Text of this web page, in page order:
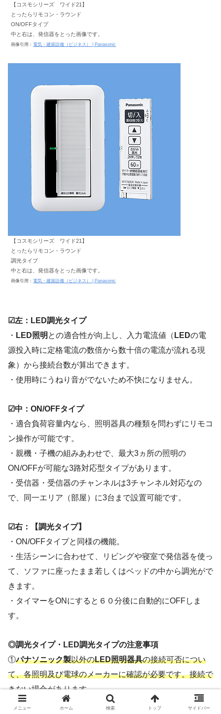
【コスモシリーズ ワイド21】
とったらリモコン・ラウンド
ON/OFFタイプ
中と右は、発信器をとった画像です。
画像引用： 電気・建築設備（ビジネス） | Panasonic
【コスモシリーズ ワイド21】
とったらリモコン・ラウンド
調光タイプ
中と右は、発信器をとった画像です。
画像引用： 電気・建築設備（ビジネス） | Panasonic
☑左：LED調光タイプ
・ LED照明 との適合性が向上し、入力電流値（ LEDの電
源投入時に定格電流の数倍から数十倍の電流が流れる現
象）から接続台数が算出できます。
・使用時にうねり音がでないため不快になりません。
☑中：ON/OFFタイプ
・適合負荷容量内なら、照明器具の種類を問わずにリモコ
ン操作が可能です。
・親機・子機の組みあわせで、最大3ヵ所の照明の
ON/OFFが可能な3路対応型タイプがあります。
・受信器・受信器のチャンネルは3チャンネル対応なの
で、同一エリア（部屋）に3台まで設置可能です。
☑右：【調光タイプ】
・ON/OFFタイプと同様の機能。
・生活シーンに合わせて、リビングや寝室で発信器を使っ
て、ソファに座ったまま若しくはベッドの中から調光がで
きます。
・タイマーをONにすると６０分後に自動的にOFFしま
す。
◎調光タイプ・LED調光タイプの注意事項
①パナソニック製以外のLED照明器具の接続可否につい
て、各照明及び電球のメーカーに確認が必要です。接続で
きない場合があります。
使用するとちらつきが起こったり、調光できない場合があ
メニュー ホーム 検索 トップ サイドバー